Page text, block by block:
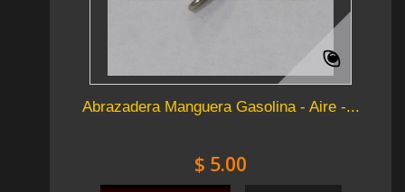
Abrazadera Manguera Gasolina - Aire -...
$ 5.00